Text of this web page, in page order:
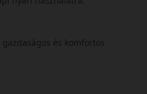
gazdaságos és komfortos